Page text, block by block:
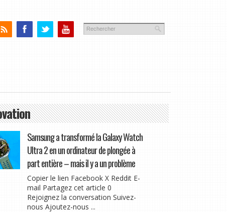
Samsung a transformé la Galaxy Watch
Ultra 2 en un ordinateur de plongée à
part entière – mais il y a un problème
Copier le lien Facebook X Reddit E-
mail Partagez cet article 0
Rejoignez la conversation Suivez-
nous Ajoutez-nous ...